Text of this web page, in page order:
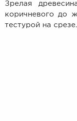
Зрелая
коричневого до
тестурой на срезе.